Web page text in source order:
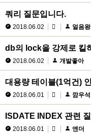
쿼리 질문입니다.
2018.06.02 얼음
db의 lock을 강제로 킬
2018.06.02 개발좋아
대용량 테이블(1억건)
2018.06.01 깜우석
ISDATE INDEX 관련
2018.06.01 엔더